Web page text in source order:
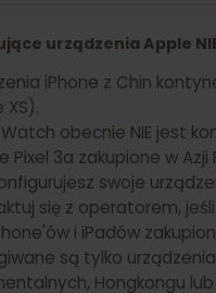
urządzenia
iPhone z Chin
XS).
Watch obecnie NIE jest
Pixel 3a zakupione w